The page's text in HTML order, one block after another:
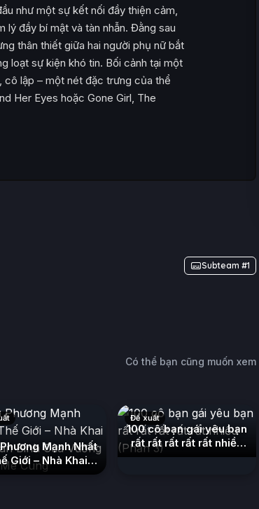
như một sự kết nối đầy thiện cảm,
đầy bí mật và tàn nhẫn. Đằng sau
thân thiết giữa hai người phụ nữ bắt
loạt sự kiện khó tin. Bối cảnh tại một
cô lập – một nét đặc trưng của thể
Her Eyes hoặc Gone Girl, The
Subteam #1
Có thể bạn cũng muốn xem
Mạnh Nhất
Giới – Nhà Khai
Tân Binh Của
Đề xuất
100 cô bạn gái yêu bạn
rất rất rất rất rất nhiều
(Phần 3) (2023)